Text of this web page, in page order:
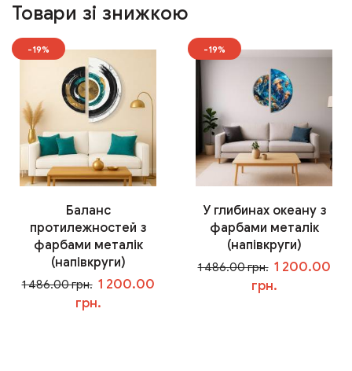
Товари зі знижкою
-19%
Баланс
протилежностей з
фарбами металік
(напівкруги)
1 486.00 грн. 1 200.00
грн.
-19%
У глибинах океану з
фарбами металік
(напівкруги)
1 486.00 грн. 1 200.00
грн.